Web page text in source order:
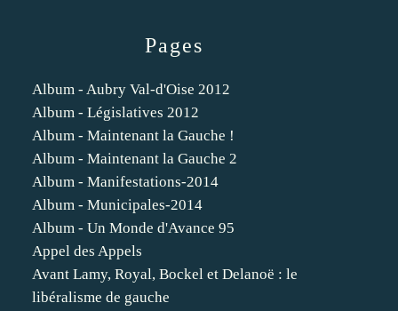
Pages
Album - Aubry Val-d'Oise 2012
Album - Législatives 2012
Album - Maintenant la Gauche !
Album - Maintenant la Gauche 2
Album - Manifestations-2014
Album - Municipales-2014
Album - Un Monde d'Avance 95
Appel des Appels
Avant Lamy, Royal, Bockel et Delanoë : le
libéralisme de gauche